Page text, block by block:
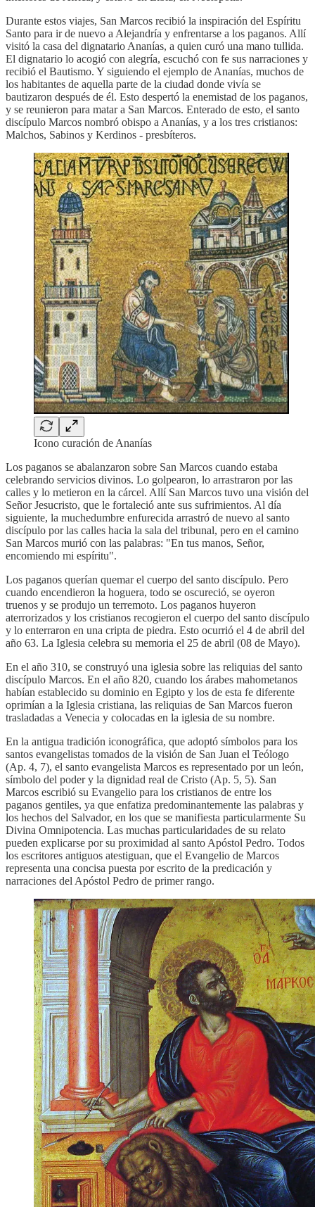
Durante estos viajes, San Marcos recibió la inspiración del Espíritu
Santo para ir de nuevo a Alejandría y enfrentarse a los paganos. Allí
visitó la casa del dignatario Ananías, a quien curó una mano tullida.
El dignatario lo acogió con alegría, escuchó con fe sus narraciones y
recibió el Bautismo. Y siguiendo el ejemplo de Ananías, muchos de
los habitantes de aquella parte de la ciudad donde vivía se
bautizaron después de él. Esto despertó la enemistad de los paganos,
y se reunieron para matar a San Marcos. Enterado de esto, el santo
discípulo Marcos nombró obispo a Ananías, y a los tres cristianos:
Malchos, Sabinos y Kerdinos - presbíteros.
Icono curación de Ananías
Los paganos se abalanzaron sobre San Marcos cuando estaba
celebrando servicios divinos. Lo golpearon, lo arrastraron por las
calles y lo metieron en la cárcel. Allí San Marcos tuvo una visión del
Señor Jesucristo, que le fortaleció ante sus sufrimientos. Al día
siguiente, la muchedumbre enfurecida arrastró de nuevo al santo
discípulo por las calles hacia la sala del tribunal, pero en el camino
San Marcos murió con las palabras: "En tus manos, Señor,
encomiendo mi espíritu".
Los paganos querían quemar el cuerpo del santo discípulo. Pero
cuando encendieron la hoguera, todo se oscureció, se oyeron
truenos y se produjo un terremoto. Los paganos huyeron
aterrorizados y los cristianos recogieron el cuerpo del santo discípulo
y lo enterraron en una cripta de piedra. Esto ocurrió el 4 de abril del
año 63. La Iglesia celebra su memoria el 25 de abril (08 de Mayo).
En el año 310, se construyó una iglesia sobre las reliquias del santo
discípulo Marcos. En el año 820, cuando los árabes mahometanos
habían establecido su dominio en Egipto y los de esta fe diferente
oprimían a la Iglesia cristiana, las reliquias de San Marcos fueron
trasladadas a Venecia y colocadas en la iglesia de su nombre.
En la antigua tradición iconográfica, que adoptó símbolos para los
santos evangelistas tomados de la visión de San Juan el Teólogo
(Ap. 4, 7), el santo evangelista Marcos es representado por un león,
símbolo del poder y la dignidad real de Cristo (Ap. 5, 5). San
Marcos escribió su Evangelio para los cristianos de entre los
paganos gentiles, ya que enfatiza predominantemente las palabras y
los hechos del Salvador, en los que se manifiesta particularmente Su
Divina Omnipotencia. Las muchas particularidades de su relato
pueden explicarse por su proximidad al santo Apóstol Pedro. Todos
los escritores antiguos atestiguan, que el Evangelio de Marcos
representa una concisa puesta por escrito de la predicación y
narraciones del Apóstol Pedro de primer rango.